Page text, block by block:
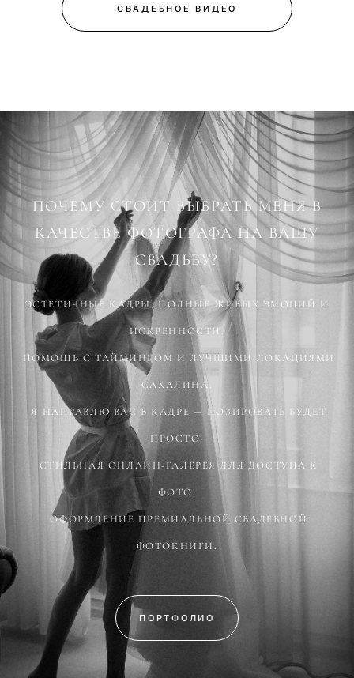
СВАДЕБНОЕ ВИДЕО
ПОЧЕМУ СТОИТ ВЫБРАТЬ МЕНЯ В
КАЧЕСТВЕ ФОТОГРАФА НА ВАШУ
СВАДЬБУ?
ЭСТЕТИЧНЫЕ КАДРЫ, ПОЛНЫЕ ЖИВЫХ ЭМОЦИЙ И
ИСКРЕННОСТИ.
ПОМОЩЬ С ТАЙМИНГОМ И ЛУЧШИМИ ЛОКАЦИЯМИ
САХАЛИНА.
Я НАПРАВЛЮ ВАС В КАДРЕ — ПОЗИРОВАТЬ БУДЕТ
ПРОСТО.
СТИЛЬНАЯ ОНЛАЙН-ГАЛЕРЕЯ ДЛЯ ДОСТУПА К
ФОТО.
ОФОРМЛЕНИЕ ПРЕМИАЛЬНОЙ СВАДЕБНОЙ
ФОТОКНИГИ.
ПОРТФОЛИО